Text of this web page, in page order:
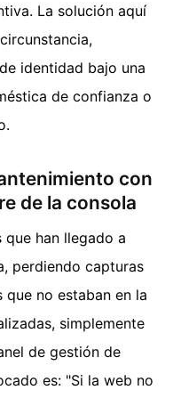
La solución aquí
identidad bajo una
de confianza o
con
de la consola
han llegado a
perdiendo capturas
no estaban en la
simplemente
de gestión de
es: "Si la web no